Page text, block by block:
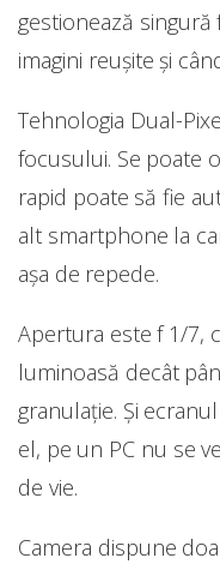
gestionează
imagini reușite și
Tehnologia Dual-
focusului. Se poate
rapid poate să fie
alt smartphone la
așa de repede.
Apertura este f 1/7,
luminoasă decât
granulație. Și
el, pe un PC nu se
de vie.
Camera dispune